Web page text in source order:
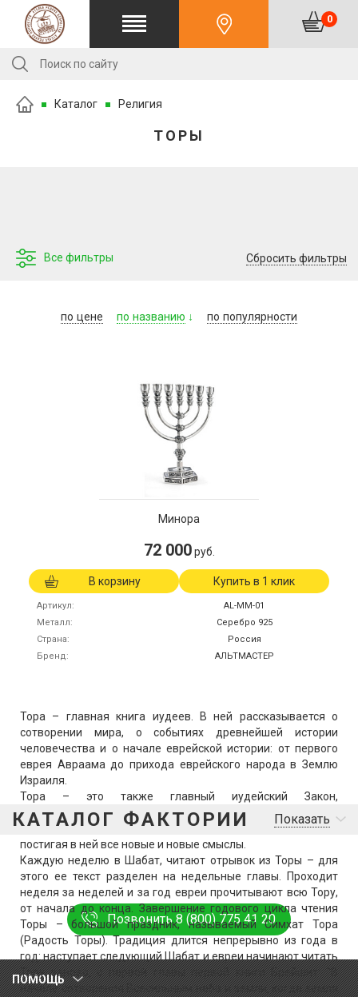
0
Каталог Религия
ТОРЫ
Все фильтры Сбросить фильтры
по цене по названию по популярности
Минора
72 000 руб.
В корзину Купить в 1 клик
Артикул
AL-MM-01
Металл
Серебро 925
Страна
Россия
Бренд
АЛЬТМАСТЕР
Тора – главная книга иудеев. В ней рассказывается о
сотворении мира, о событиях древнейшей истории
человечества и о начале еврейской истории: от первого
еврея Авраама до прихода еврейского народа в Землю
Израиля.
Тора – это также главный иудейский Закон,
устанавливающий для человека нормы и правила
поведения, цель в жизни. Евреи изучают Тору всю жизнь,
постигая в ней все новые и новые смыслы.
Каждую неделю в Шабат, читают отрывок из Торы – для
этого ее текст разделен на недельные главы. Проходит
неделя за неделей и за год евреи прочитывают всю Тору,
от начала до конца. Завершение годового цикла чтения
Торы – большой праздник, называемый Симхaт Торa
(Радость Торы). Традиция длится непрерывно из года в
год: наступает следующий Шабат и евреи начинают читать
Тору заново, с первой главы первой книги Брейшит: "В
начале сотворения Всесильным неба и земли, когда земля
КАТАЛОГ ФАКТОРИИ Показать
Позвонить 8 (800) 775 41 20
ПОМОЩЬ